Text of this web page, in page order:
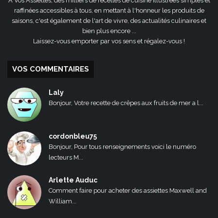
raffinées accessibles à tous, en mettant à l'honneur les produits de
saisons, c'est également de l'art de vivre, des actualités culinaires et
bien plus encore ...
Laissez-vous emporter par vos sens et régalez-vous !
VOS COMMENTAIRES
Laly
Bonjour, Votre recette de crêpes aux fruits de mer a l...
cordonbleu75
Bonjour, Pour tous renseignements voici le numéro
lecteurs M...
Arlette Auduc
Comment faire pour acheter des assiettes Maxwell and
William...